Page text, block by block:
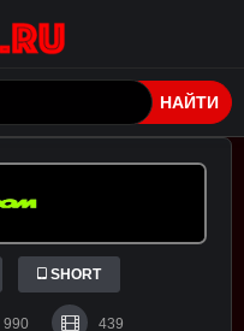
НАЙТИ
SHORT
990 439